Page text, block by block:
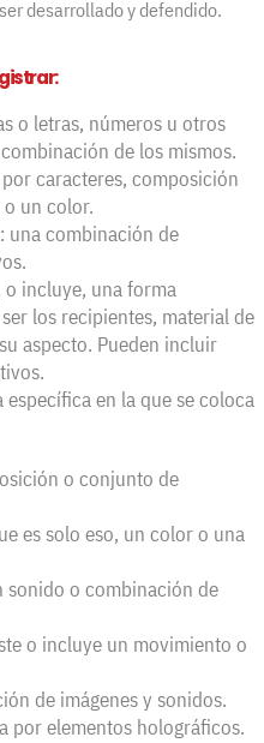
desarrollado y defendido.
o letras, números u otros
de los mismos.
caracteres, composición
un color.
: una combinación de
o incluye, una forma
los recipientes, material de
aspecto. Pueden incluir
específica en la que se coloca
o conjunto de
es solo eso, un color o una
sonido o combinación de
o incluye un movimiento o
de imágenes y sonidos.
por elementos holográficos.